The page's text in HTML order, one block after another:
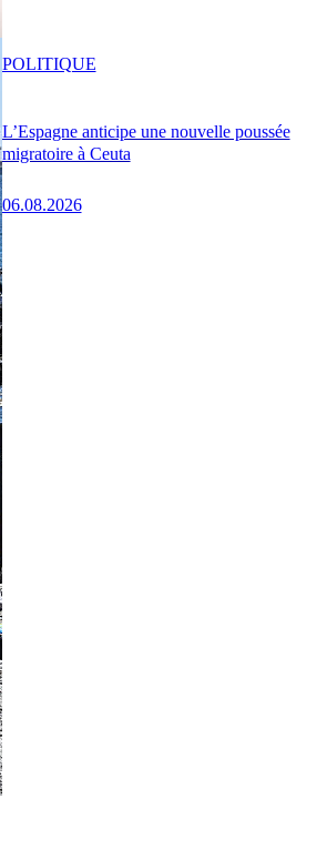
L’Espagne anticipe une nouvelle poussée
migratoire à Ceuta
06.08.2026
POLITIQUE